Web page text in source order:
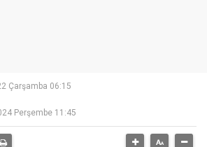
Çarşamba 06:15
Perşembe 11:45